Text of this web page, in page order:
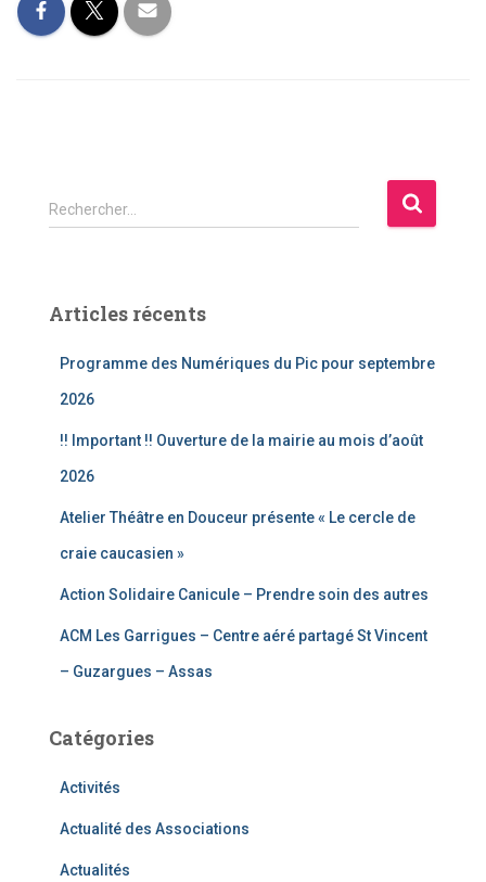
R
e
r
Rechercher…
Articles récents
Programme des Numériques du Pic pour septembre
2026
!! Important !! Ouverture de la mairie au mois d’août
2026
Atelier Théâtre en Douceur présente « Le cercle de
craie caucasien »
Action Solidaire Canicule – Prendre soin des autres
ACM Les Garrigues – Centre aéré partagé St Vincent
– Guzargues – Assas
Catégories
Activités
Actualité des Associations
Actualités